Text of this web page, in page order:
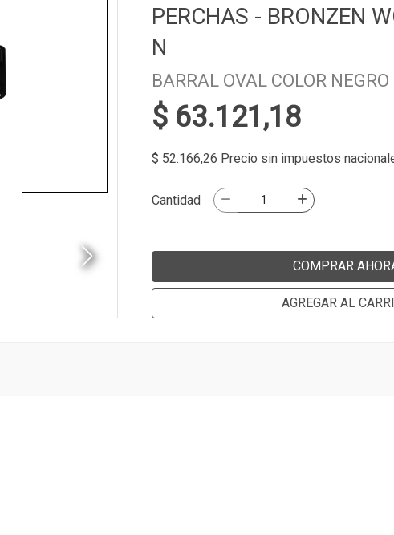
PERCHAS - BRONZEN
N
BARRAL OVAL COLOR NEGRO
$ 63.121,18
$ 52.166,26 Precio sin impuestos
Cantidad
COMPRAR
AGREGAR AL